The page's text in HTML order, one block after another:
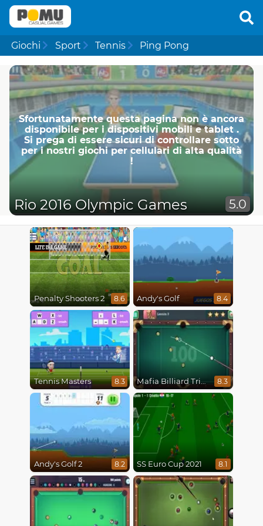
Giochi Sport Tennis Ping Pong
Sfortunatamente questa pagina non è ancora
disponibile per i dispositivi mobili e tablet .
Si prega di essere sicuri di controllare sotto
per i nostri giochi per cellulari di alta qualità
!
Rio 2016 Olympic Games 5.0
Penalty Shooters 2 8.6 Andy's Golf 8.4
Tennis Masters 8.3 Mafia Billiard Tricks 8.3
Andy's Golf 2 8.2 SS Euro Cup 2021 8.1